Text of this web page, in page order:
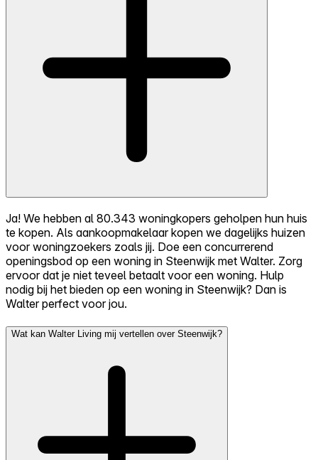
Ja! We hebben al 80.343 woningkopers geholpen hun huis
te kopen. Als aankoopmakelaar kopen we dagelijks huizen
voor woningzoekers zoals jij. Doe een concurrerend
openingsbod op een woning in Steenwijk met Walter. Zorg
ervoor dat je niet teveel betaalt voor een woning. Hulp
nodig bij het bieden op een woning in Steenwijk? Dan is
Walter perfect voor jou.
Wat kan Walter Living mij vertellen over Steenwijk?